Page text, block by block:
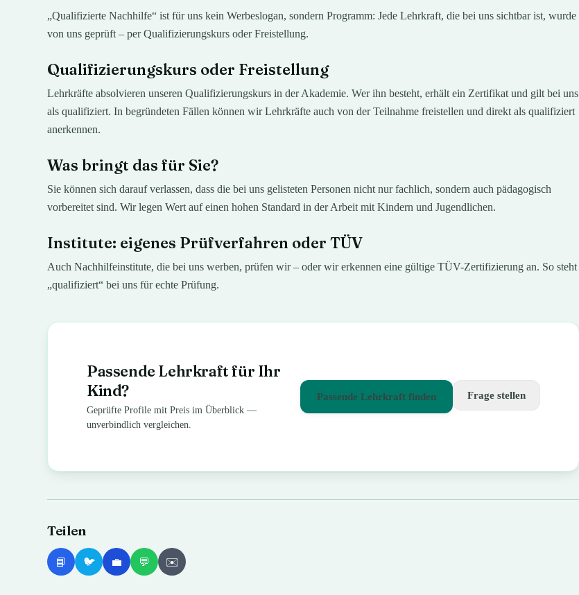
„Qualifizierte Nachhilfe“ ist für uns kein Werbeslogan, sondern Programm: Jede Lehrkraft, die bei uns sichtbar ist, wurde
von uns geprüft – per Qualifizierungskurs oder Freistellung.
Qualifizierungskurs oder Freistellung
Lehrkräfte absolvieren unseren Qualifizierungskurs in der Akademie. Wer ihn besteht, erhält ein Zertifikat und gilt bei uns
als qualifiziert. In begründeten Fällen können wir Lehrkräfte auch von der Teilnahme freistellen und direkt als qualifiziert
anerkennen.
Was bringt das für Sie?
Sie können sich darauf verlassen, dass die bei uns gelisteten Personen nicht nur fachlich, sondern auch pädagogisch
vorbereitet sind. Wir legen Wert auf einen hohen Standard in der Arbeit mit Kindern und Jugendlichen.
Institute: eigenes Prüfverfahren oder TÜV
Auch Nachhilfeinstitute, die bei uns werben, prüfen wir – oder wir erkennen eine gültige TÜV-Zertifizierung an. So steht
„qualifiziert“ bei uns für echte Prüfung.
Passende Lehrkraft für Ihr
Kind?
Geprüfte Profile mit Preis im Überblick —
unverbindlich vergleichen.
Passende Lehrkraft finden Frage stellen
Teilen
📘 🐦 💼 💬 ✉️